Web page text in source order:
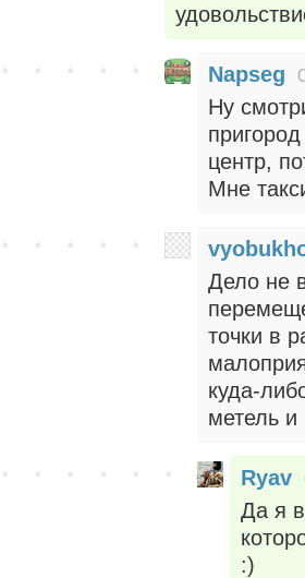
Napseg
Ну
центр,
Мне
Дело не
точки в
куда-
метель и
Ryav
Да я
:)